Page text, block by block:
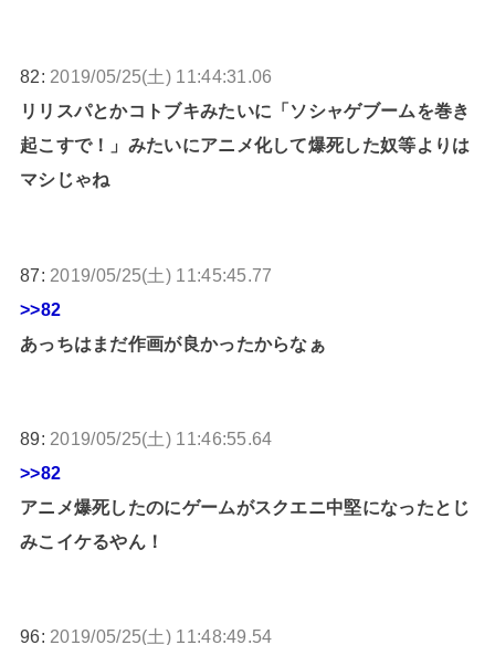
82: 2019/05/25(土) 11:44:31.06
リリスパとかコトブキみたいに「ソシャゲブームを巻き
起こすで！」みたいにアニメ化して爆死した奴等よりは
マシじゃね
87: 2019/05/25(土) 11:45:45.77
>>82
あっちはまだ作画が良かったからなぁ
89: 2019/05/25(土) 11:46:55.64
>>82
アニメ爆死したのにゲームがスクエニ中堅になったとじ
みこイケるやん！
96: 2019/05/25(土) 11:48:49.54